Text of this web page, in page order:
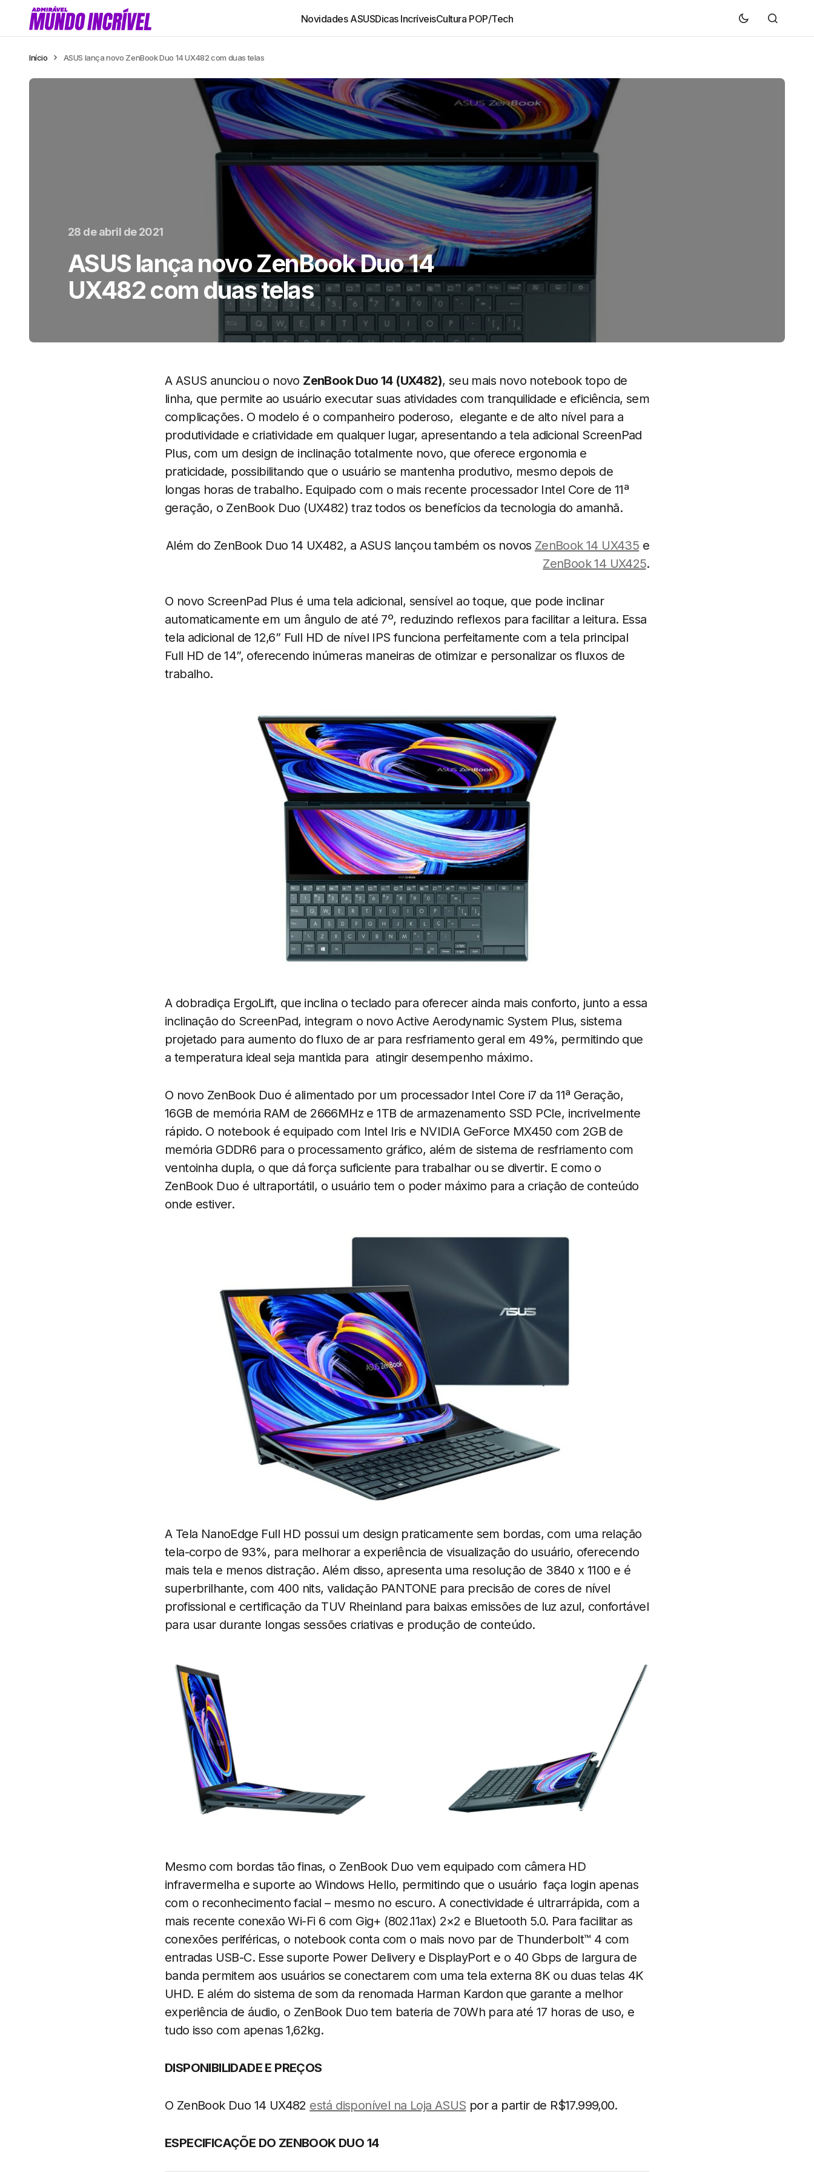
Novidades ASUSDicas IncríveisCultura POP/Tech
Início ASUS lança novo ZenBook Duo 14 UX482 com duas telas
28 de abril de 2021
ASUS lança novo ZenBook Duo 14
UX482 com duas telas
A ASUS anunciou o novo ZenBook Duo 14 (UX482), seu mais novo notebook topo de
linha, que permite ao usuário executar suas atividades com tranquilidade e eficiência, sem
complicações. O modelo é o companheiro poderoso, elegante e de alto nível para a
produtividade e criatividade em qualquer lugar, apresentando a tela adicional ScreenPad
Plus, com um design de inclinação totalmente novo, que oferece ergonomia e
praticidade, possibilitando que o usuário se mantenha produtivo, mesmo depois de
longas horas de trabalho. Equipado com o mais recente processador Intel Core de 11ª
geração, o ZenBook Duo (UX482) traz todos os benefícios da tecnologia do amanhã.
Além do ZenBook Duo 14 UX482, a ASUS lançou também os novos ZenBook 14 UX435 e
ZenBook 14 UX425.
O novo ScreenPad Plus é uma tela adicional, sensível ao toque, que pode inclinar
automaticamente em um ângulo de até 7º, reduzindo reflexos para facilitar a leitura. Essa
tela adicional de 12,6” Full HD de nível IPS funciona perfeitamente com a tela principal
Full HD de 14”, oferecendo inúmeras maneiras de otimizar e personalizar os fluxos de
trabalho.
A dobradiça ErgoLift, que inclina o teclado para oferecer ainda mais conforto, junto a essa
inclinação do ScreenPad, integram o novo Active Aerodynamic System Plus, sistema
projetado para aumento do fluxo de ar para resfriamento geral em 49%, permitindo que
a temperatura ideal seja mantida para atingir desempenho máximo.
O novo ZenBook Duo é alimentado por um processador Intel Core i7 da 11ª Geração,
16GB de memória RAM de 2666MHz e 1TB de armazenamento SSD PCIe, incrivelmente
rápido. O notebook é equipado com Intel Iris e NVIDIA GeForce MX450 com 2GB de
memória GDDR6 para o processamento gráfico, além de sistema de resfriamento com
ventoinha dupla, o que dá força suficiente para trabalhar ou se divertir. E como o
ZenBook Duo é ultraportátil, o usuário tem o poder máximo para a criação de conteúdo
onde estiver.
A Tela NanoEdge Full HD possui um design praticamente sem bordas, com uma relação
tela-corpo de 93%, para melhorar a experiência de visualização do usuário, oferecendo
mais tela e menos distração. Além disso, apresenta uma resolução de 3840 x 1100 e é
superbrilhante, com 400 nits, validação PANTONE para precisão de cores de nível
profissional e certificação da TUV Rheinland para baixas emissões de luz azul, confortável
para usar durante longas sessões criativas e produção de conteúdo.
Mesmo com bordas tão finas, o ZenBook Duo vem equipado com câmera HD
infravermelha e suporte ao Windows Hello, permitindo que o usuário faça login apenas
com o reconhecimento facial – mesmo no escuro. A conectividade é ultrarrápida, com a
mais recente conexão Wi-Fi 6 com Gig+ (802.11ax) 2×2 e Bluetooth 5.0. Para facilitar as
conexões periféricas, o notebook conta com o mais novo par de Thunderbolt™ 4 com
entradas USB-C. Esse suporte Power Delivery e DisplayPort e o 40 Gbps de largura de
banda permitem aos usuários se conectarem com uma tela externa 8K ou duas telas 4K
UHD. E além do sistema de som da renomada Harman Kardon que garante a melhor
experiência de áudio, o ZenBook Duo tem bateria de 70Wh para até 17 horas de uso, e
tudo isso com apenas 1,62kg.
DISPONIBILIDADE E PREÇOS
O ZenBook Duo 14 UX482 está disponível na Loja ASUS por a partir de R$17.999,00.
ESPECIFICAÇÕE DO ZENBOOK DUO 14